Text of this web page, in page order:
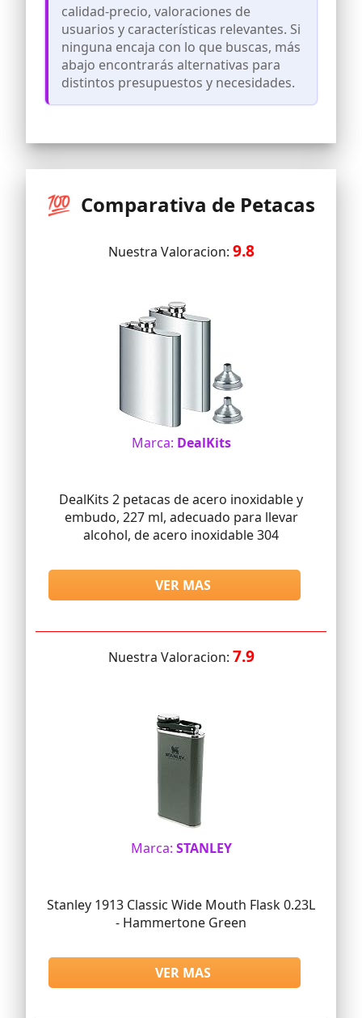
no altera ni retiene sabores,
garantizando que cada uso mantenga el
sabor original de la bebida.
Resistencia a la Corrosión: Ideal para
contener líquidos alcohólicos, que
calidad-precio, valoraciones de
usuarios y características relevantes. Si
ninguna encaja con lo que buscas, más
abajo encontrarás alternativas para
distintos presupuestos y necesidades.
💯 Comparativa de Petacas
Nuestra Valoracion: 9.8
Marca: DealKits
DealKits 2 petacas de acero inoxidable y
embudo, 227 ml, adecuado para llevar
alcohol, de acero inoxidable 304
VER MAS
Nuestra Valoracion: 7.9
Marca: STANLEY
Stanley 1913 Classic Wide Mouth Flask 0.23L
- Hammertone Green
VER MAS